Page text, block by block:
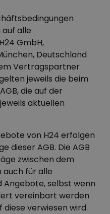
auf alle
GmbH,
Deutschland
Vertragspartner
jeweils die beim
die auf der
aktuellen
von H24 erfolgen
dieser AGB. Die AGB
zwischen dem
auch für alle
Angebote, selbst wenn
vereinbart werden
verwiesen wird.